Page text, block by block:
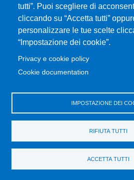
tutti”. Puoi scegliere di
cliccando su “Accetta tutti”
personalizzare le tue scelte
“Impostazione dei cookie”.
Privacy e cookie policy
Cookie documentation
IMPOSTAZIONE DEI
RIFIUTA TUTTI
ACCETTA TUTTI
MENÙ SOCIAL
MENÙ FOOTER 1
Accessibilità
Mappa del sito
Privacy e cookie policy
MENÙ FOOTER 2
Portale di Ateneo
Amministrazione trasparente
Servizi per disabilità e DSA